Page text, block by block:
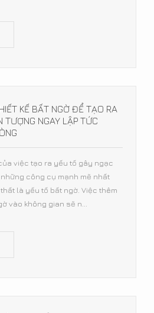
KẾ BẤT NGỜ ĐỂ TẠO RA
TƯỢNG NGAY LẬP TỨC
việc tạo ra yếu tố gây ngạc
công cụ mạnh mẽ nhất
là yếu tố bất ngờ. Việc thêm
vào không gian sẽ n...